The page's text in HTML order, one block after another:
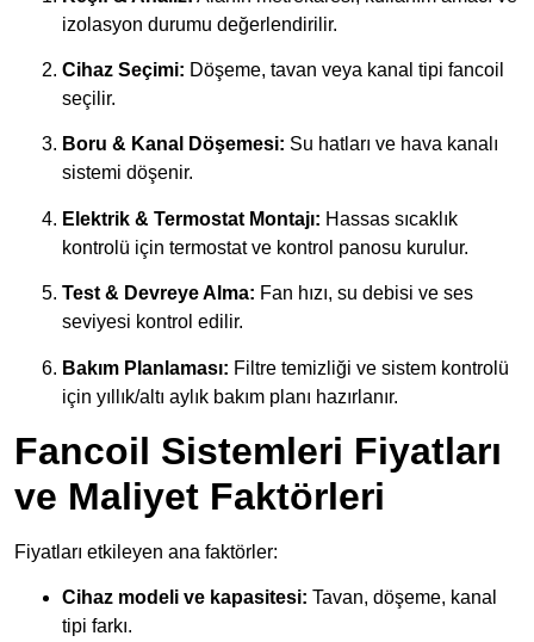
izolasyon durumu değerlendirilir.
Cihaz Seçimi: Döşeme, tavan veya kanal tipi fancoil
seçilir.
Boru & Kanal Döşemesi: Su hatları ve hava kanalı
sistemi döşenir.
Elektrik & Termostat Montajı: Hassas sıcaklık
kontrolü için termostat ve kontrol panosu kurulur.
Test & Devreye Alma: Fan hızı, su debisi ve ses
seviyesi kontrol edilir.
Bakım Planlaması: Filt­re temizliği ve sistem kontrolü
için yıllık/altı aylık bakım planı hazırlanır.
Fancoil Sistemleri Fiyatları
ve Maliyet Faktörleri
Fiyatları etkileyen ana faktörler:
Cihaz modeli ve kapasitesi: Tavan, döşeme, kanal
tipi farkı.